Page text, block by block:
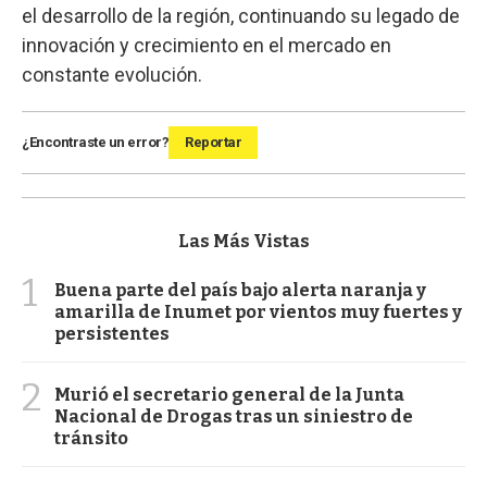
el desarrollo de la región, continuando su legado de
innovación y crecimiento en el mercado en
constante evolución.
¿Encontraste un error? Reportar
Las Más Vistas
1
Buena parte del país bajo alerta naranja y
amarilla de Inumet por vientos muy fuertes y
persistentes
2
Murió el secretario general de la Junta
Nacional de Drogas tras un siniestro de
tránsito